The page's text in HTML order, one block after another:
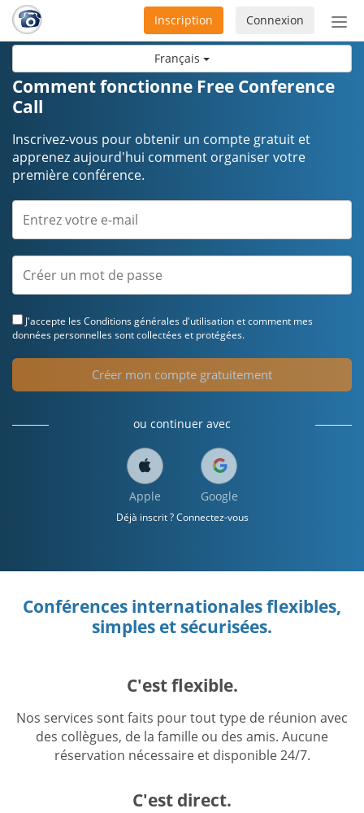
Français
ou
Connexion
Inscription
Comment fonctionne Free Conference
Call
Inscrivez-vous pour obtenir un compte gratuit et
apprenez aujourd'hui comment organiser votre
première conférence.
J'accepte lesConditions générales d'utilisationet comment mes
données personnelles sont collectées et protégées.
Créer mon compte gratuitement
ou continuer avec
Apple Google
Déjà inscrit ? Connectez-vous
Conférences internationales flexibles,
simples et sécurisées.
C'est flexible.
Nos services sont faits pour tout type de réunion avec
des collègues, de la famille ou des amis. Aucune
réservation nécessaire et disponible 24/7.
C'est direct.